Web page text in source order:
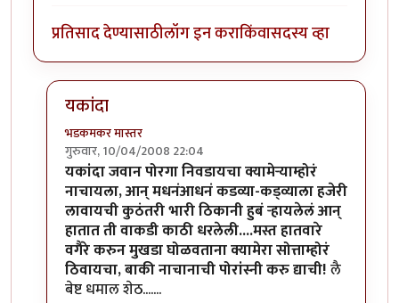
प्रतिसाद देण्यासाठीलॉग इन कराकिंवासदस्य व्हा
यकांदा
भडकमकर मास्तर
गुरुवार, 10/04/2008 22:04
In reply toखल्लास !byधमाल मुलगा
यकांदा जवान पोरगा निवडायचा क्यामेर्‍याम्होरं
नाचायला, आन् मधनंआधनं कडव्या-कड्व्याला हजेरी
लावायची कुठंतरी भारी ठिकानी हुबं र्‍हायलेलं आन्
हातात ती वाकडी काठी धरलेली....मस्त हातवारे
वगैरे करुन मुखडा घोळवताना क्यामेरा सोत्ताम्होरं
ठिवायचा, बाकी नाचानाची पोरांस्नी करु द्याची!लै
बेष्ट धमाल शेठ.......